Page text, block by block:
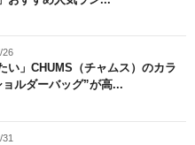
26
い」CHUMS（チャムス）のカラ
ルダーバッグ”が高...